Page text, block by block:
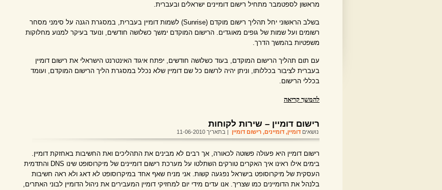
מראשון לספטמבר מתחיל רישום דומיינים ישראלים ובעברית.
בשלב הראשוני יחל תהליך רישום מוקדם (Sunrise) לשמות דומיין בעברית, במסגרת הגנה על סימני מסחר
רשומים ועל שמות של גופים מאוגדים. הרישום המוקדם ימשך כשלושה חודשים, ונועד בעיקר למנוע מחלוקות
משפטיות בהמשך הדרך.
עם תום תהליך הרישום המוקדם, בעוד כשלושה חודשים, יפתח איגוד האינטרנט הישראלי את רישום דומיין
בעברית לציבור בכללותו, וניתן יהיה לרשום כל שם דומיין שלא נכלל במסגרת הליך הרישום המוקדם, ועומד
בכללי הרישום.
להמשך קריאה
רישום דומיין – שירות לקוחות
נושאים דומיין, דומיינים, רישום דומיין | בתאריך 11-06-2010
רישום דומיין היא פעולה פשוטה לכאורה, אך רבים לא מבינים את התהליכים ואת החשיבות באחזקת דומיין.
בימים אילו ראינו איך האקרים טורקים השתלטו על מערכת רישום דומיינים של מיקרוסופט שינו DNS והתדמית
העסקית של מיקרוסופט בישראל נפגעה קשות. אני מניח שאף אחד במיקרוסופט לא דאג ולא ראה חשיבות
בלנהל את הדומיינים כמו שצריך. אנו עדים מידי יום למחזיקי דומיין המעבירים את ניהול הדומיין לבוני האתרים,